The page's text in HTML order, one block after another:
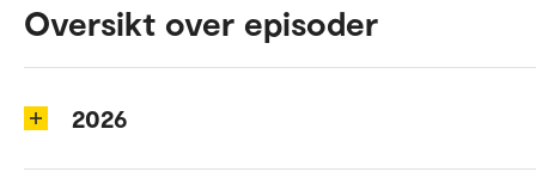
Mer om Kompetansesenter for arbeidsinkludering
Oversikt over episoder
2026